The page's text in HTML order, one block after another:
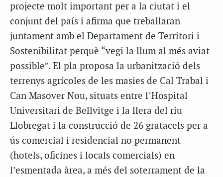
projecte molt important per a la ciutat i el
conjunt del país i afirma que treballaran
juntament amb el Departament de Territori i
Sostenibilitat perquè “vegi la llum al més aviat
possible”. El pla proposa la urbanització dels
terrenys agrícoles de les masies de Cal Trabal i
Can Masover Nou, situats entre l’Hospital
Universitari de Bellvitge i la llera del riu
Llobregat i la construcció de 26 gratacels per a
ús comercial i residencial no permanent
(hotels, oficines i locals comercials) en
l’esmentada àrea, a més del soterrament de la